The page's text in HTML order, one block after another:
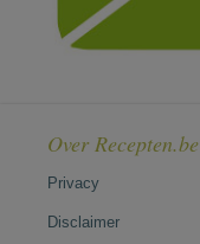
Over Recepten.be
Privacy
Disclaimer